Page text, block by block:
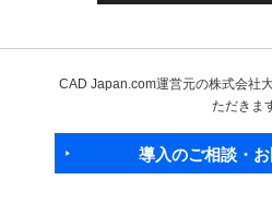
CAD Japan.com運営元の株式会社
ただきま
導入のご相談・